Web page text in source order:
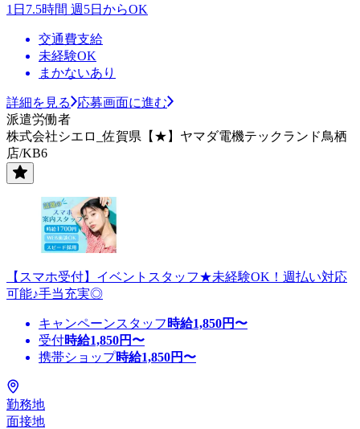
1日7.5時間 週5日からOK
交通費支給
未経験OK
まかないあり
詳細を見る
応募画面に進む
派遣労働者
株式会社シエロ_佐賀県【★】ヤマダ電機テックランド鳥栖
店/KB6
【スマホ受付】イベントスタッフ★未経験OK！週払い対応
可能♪手当充実◎
キャンペーンスタッフ 時給1,850円〜
受付時給1,850円〜
携帯ショップ時給1,850円〜
勤務地
面接地